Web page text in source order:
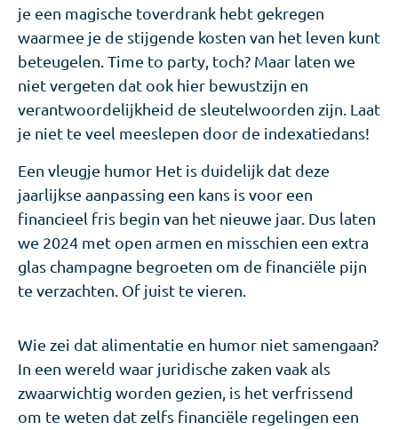
je een magische toverdrank hebt gekregen
waarmee je de stijgende kosten van het leven kunt
beteugelen. Time to party, toch? Maar laten we
niet vergeten dat ook hier bewustzijn en
verantwoordelijkheid de sleutelwoorden zijn. Laat
je niet te veel meeslepen door de indexatiedans!
Een vleugje humor Het is duidelijk dat deze
jaarlijkse aanpassing een kans is voor een
financieel fris begin van het nieuwe jaar. Dus laten
we 2024 met open armen en misschien een extra
glas champagne begroeten om de financiële pijn
te verzachten. Of juist te vieren.
Wie zei dat alimentatie en humor niet samengaan?
In een wereld waar juridische zaken vaak als
zwaarwichtig worden gezien, is het verfrissend
om te weten dat zelfs financiële regelingen een